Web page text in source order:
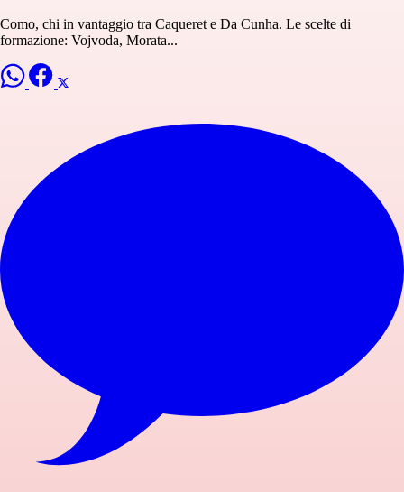
Como, chi in vantaggio tra Caqueret e Da Cunha. Le scelte di
formazione: Vojvoda, Morata...